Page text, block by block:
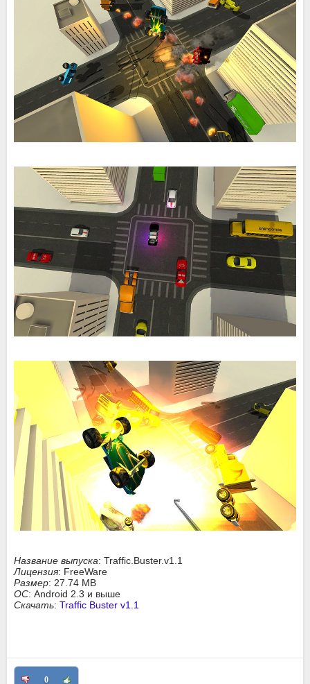
Название выпуска: Traffic.Buster.v1.1
Лицензия: FreeWare
Размер: 27.74 MB
ОС: Android 2.3 и выше
Скачать: Traffic Buster v1.1
0